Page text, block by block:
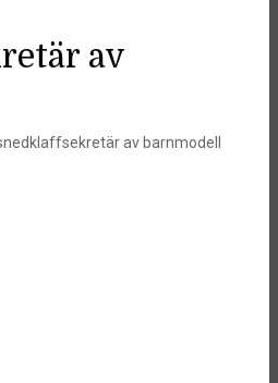
av
av barnmodell